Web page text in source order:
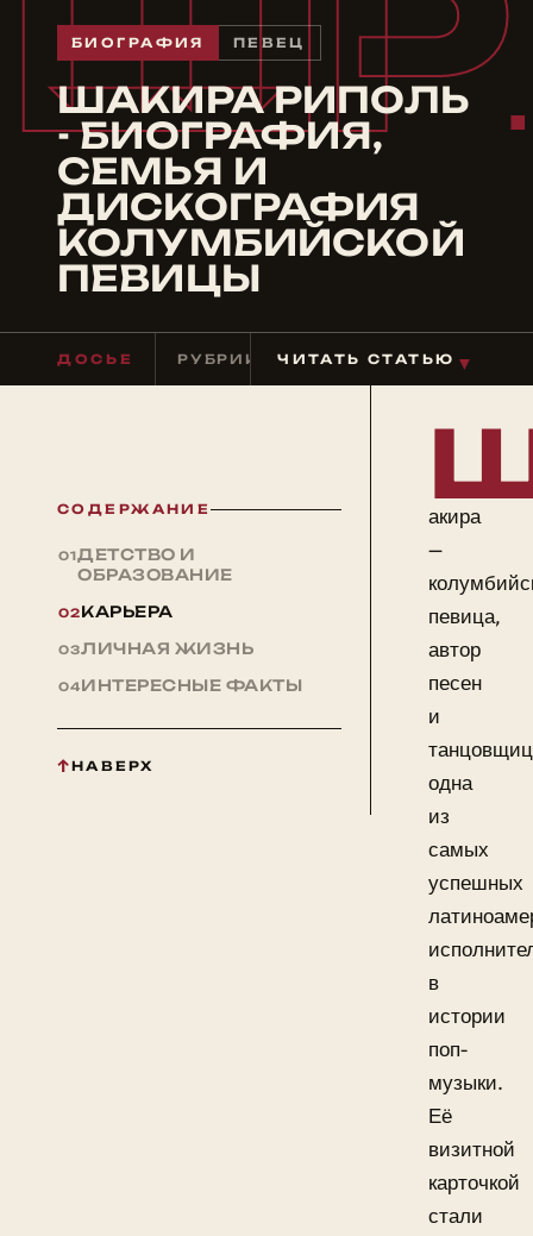
БИОГРАФИЯ ПЕВЕЦ
ШАКИРА РИПОЛЬ
- БИОГРАФИЯ,
СЕМЬЯ И
ДИСКОГРАФИЯ
КОЛУМБИЙСКОЙ
ПЕВИЦЫ
ДОСЬЕ РУБРИКАПЕВЕЦ ЧТЕНИЕ
ЧИТАТЬ СТАТЬЮ ▼
СОДЕРЖАНИЕ
ДЕТСТВО И
ОБРАЗОВАНИЕ
КАРЬЕРА
ЛИЧНАЯ ЖИЗНЬ
ИНТЕРЕСНЫЕ ФАКТЫ
НАВЕРХ
акира
—
певица,
автор
песен
и
одна
из
самых
успешных
в
истории
поп-
музыки.
Её
визитной
карточкой
стали